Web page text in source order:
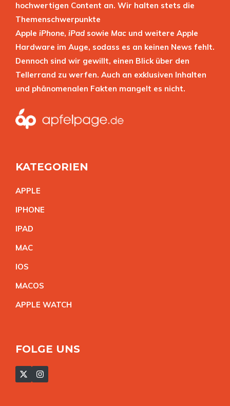
hochwertigen Content an. Wir halten stets die
Themenschwerpunkte
Apple iPhone, iPad sowie Mac und weitere Apple
Hardware im Auge, sodass es an keinen News fehlt.
Dennoch sind wir gewillt, einen Blick über den
Tellerrand zu werfen. Auch an exklusiven Inhalten
und phänomenalen Fakten mangelt es nicht.
KATEGORIEN
APPLE
IPHONE
IPAD
MAC
IOS
MACOS
APPLE WATCH
FOLGE UNS